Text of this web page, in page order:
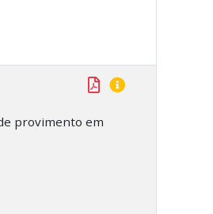
provimento em